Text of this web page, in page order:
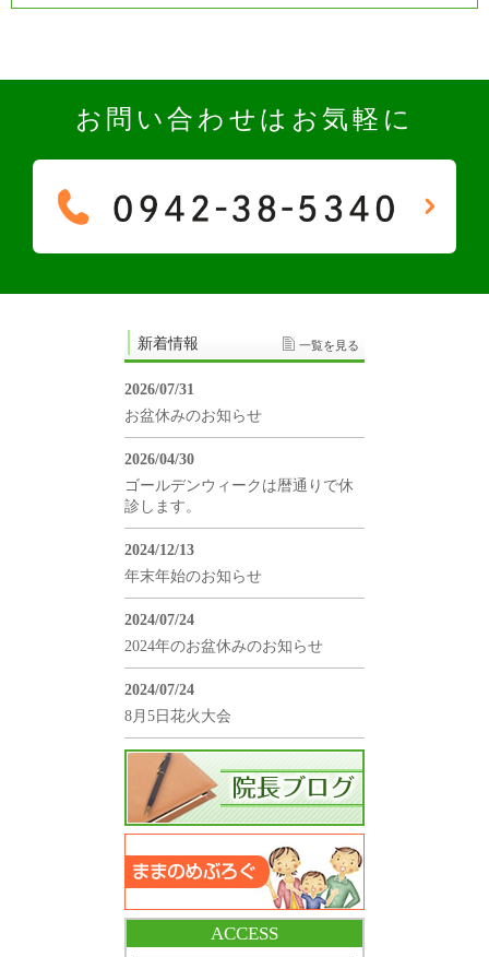
お問い合わせはお気軽に
新着情報 一覧を見る
2026/07/31
お盆休みのお知らせ
2026/04/30
ゴールデンウィークは暦通りで休
診します。
2024/12/13
年末年始のお知らせ
2024/07/24
2024年のお盆休みのお知らせ
2024/07/24
8月5日花火大会
ACCESS